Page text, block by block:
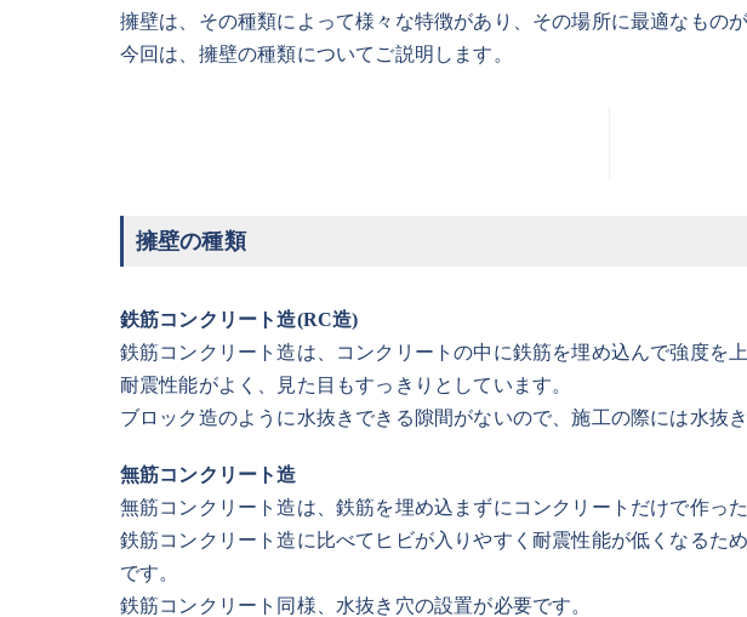
擁壁は、その種類によって様々な特徴があり、その場所に最適なもの
今回は、擁壁の種類についてご説明します。
擁壁の種類
鉄筋コンクリート造(RC造)
鉄筋コンクリート造は、コンクリートの中に鉄筋を埋め込んで強度を上
耐震性能がよく、見た目もすっきりとしています。
ブロック造のように水抜きできる隙間がないので、施工の際には水抜
無筋コンクリート造
無筋コンクリート造は、鉄筋を埋め込まずにコンクリートだけで作った
鉄筋コンクリート造に比べてヒビが入りやすく耐震性能が低くなるた
です。
鉄筋コンクリート同様、水抜き穴の設置が必要です。